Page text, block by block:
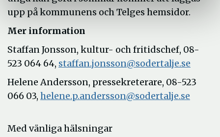
upp på kommunens och Telges hemsidor.
Mer information
Staffan Jonsson, kultur- och fritidschef, 08-
523 064 64, staffan.jonsson@sodertalje.se
Helene Andersson, pressekreterare, 08-523
066 03, helene.p.andersson@sodertalje.se
Med vänliga hälsningar